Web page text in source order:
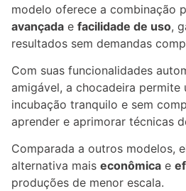
modelo oferece a combinação
avançada e facilidade de uso,
resultados sem demandas
Com suas funcionalidades
amigável, a chocadeira permite
incubação tranquilo e sem
aprender e aprimorar técnicas
Comparada a outros modelos,
alternativa mais econômica e
produções de menor escala.